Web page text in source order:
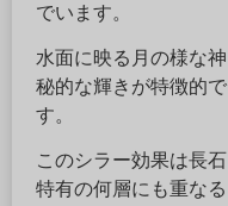
でいます。
水面に映る月の様な神
秘的な輝きが特徴的で
す。
このシラー効果は長石
特有の何層にも重なる